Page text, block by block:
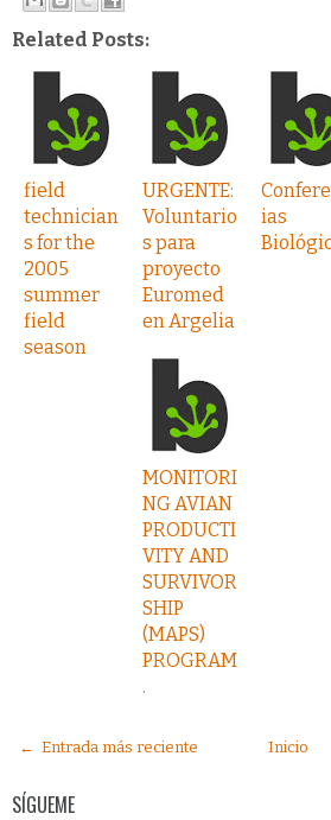
Related Posts:
field
technician
s for the
2005
summer
field
season
URGENTE:
Voluntario
s para
proyecto
Euromed
en Argelia
ias
MONITORI
NG AVIAN
PRODUCTI
VITY AND
SURVIVOR
SHIP
(MAPS)
PROGRAM
.
← Entrada más reciente Inicio
SÍGUEME